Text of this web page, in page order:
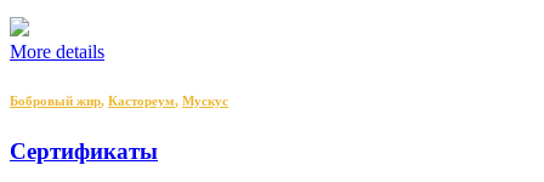
More details
Бобровый жир, Кастореум, Мускус
Сертификаты